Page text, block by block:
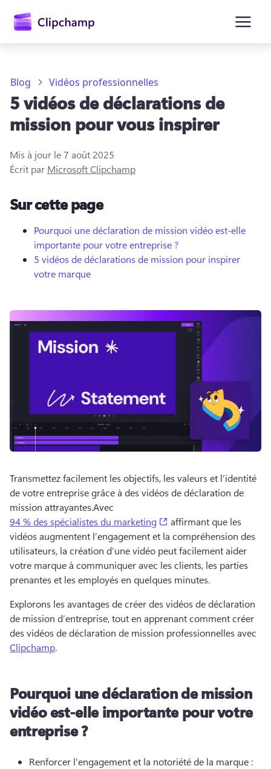
principal
Blog Vidéos professionnelles
5 vidéos de déclarations de
mission pour vous inspirer
Mis à jour le7 août 2025
Écrit par Microsoft Clipchamp
Sur cette page
Pourquoi une déclaration de mission vidéo est-elle
importante pour votre entreprise ?
5 vidéos de déclarations de mission pour inspirer
votre marque
Transmettez facilement les objectifs, les valeurs et l’identité
de votre entreprise grâce à des vidéos de déclaration de
mission attrayantes.Avec
94 % des spécialistes du marketing
(opens in a new tab)
affirmant que les
vidéos augmentent l’engagement et la compréhension des
utilisateurs, la création d’une vidéo peut facilement aider
votre marque à communiquer avec les clients, les parties
prenantes et les employés en quelques minutes.
Explorons les avantages de créer des vidéos de déclaration
de mission d’entreprise, tout en apprenant comment créer
des vidéos de déclaration de mission professionnelles avec
Clipchamp.
Pourquoi une déclaration de mission
vidéo est-elle importante pour votre
entreprise ?
Renforcer l'engagement et la notoriété de la marque :